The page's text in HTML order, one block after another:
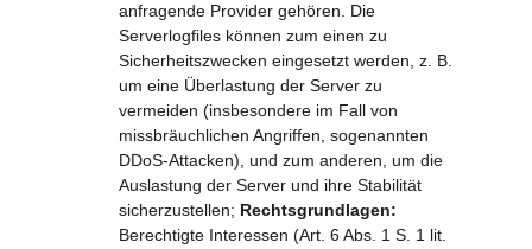
anfragende Provider gehören. Die
Serverlogfiles können zum einen zu
Sicherheitszwecken eingesetzt werden, z. B.
um eine Überlastung der Server zu
vermeiden (insbesondere im Fall von
missbräuchlichen Angriffen, sogenannten
DDoS-Attacken), und zum anderen, um die
Auslastung der Server und ihre Stabilität
sicherzustellen; Rechtsgrundlagen:
Berechtigte Interessen (Art. 6 Abs. 1 S. 1 lit.